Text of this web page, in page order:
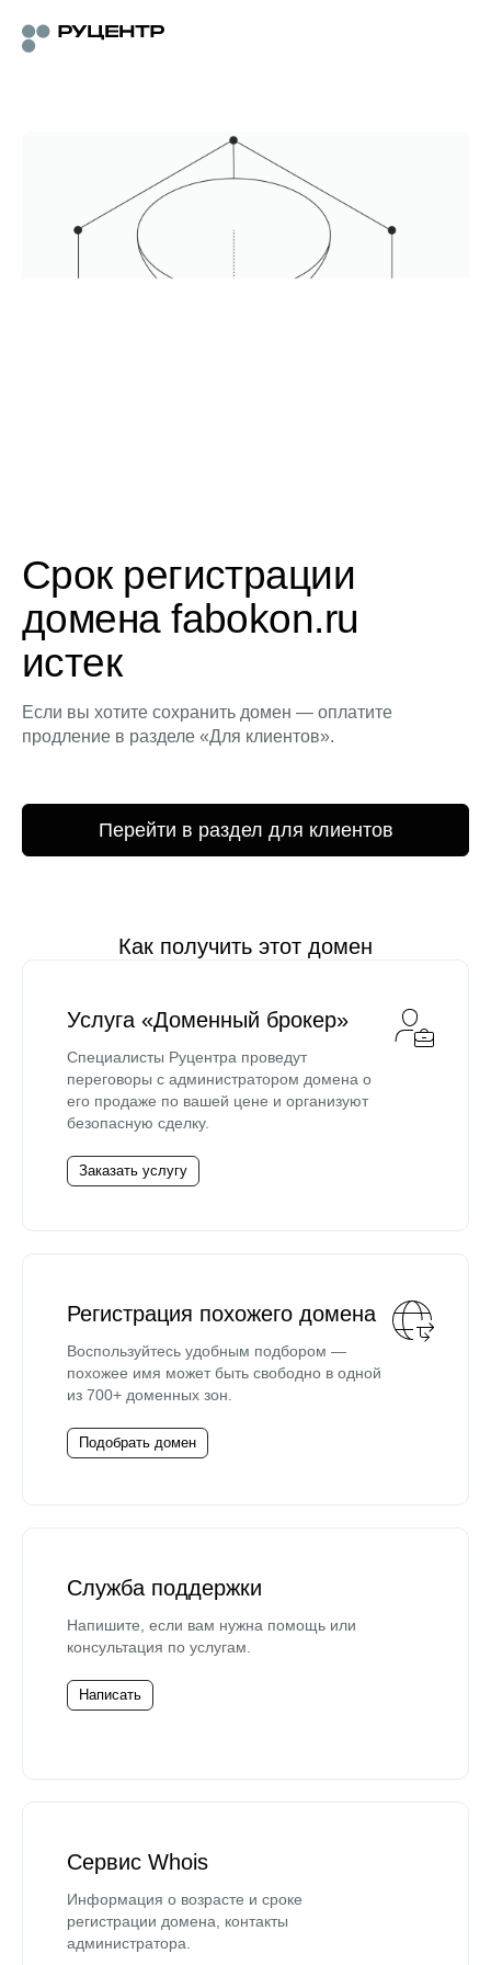
Срок регистрации
домена fabokon.ru
истек
Если вы хотите сохранить домен — оплатите
продление в разделе «Для клиентов».
Перейти в раздел для клиентов
Как получить этот домен
Услуга «Доменный брокер»
Специалисты Руцентра проведут
переговоры с администратором домена о
его продаже по вашей цене и организуют
безопасную сделку.
Заказать услугу
Регистрация похожего домена
Воспользуйтесь удобным подбором —
похожее имя может быть свободно в одной
из 700+ доменных зон.
Подобрать домен
Служба поддержки
Напишите, если вам нужна помощь или
консультация по услугам.
Написать
Сервис Whois
Информация о возрасте и сроке
регистрации домена, контакты
администратора.